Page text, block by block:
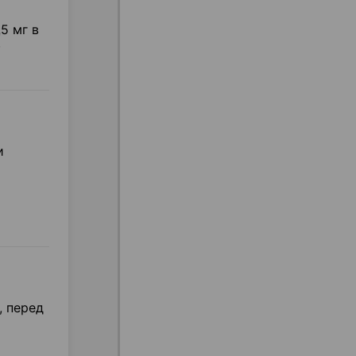
мг в
перед